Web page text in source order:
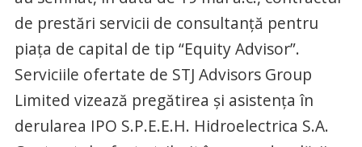
de prestări servicii de consultanţă pentru
piaţa de capital de tip “Equity Advisor”.
Serviciile ofertate de STJ Advisors Group
Limited vizează pregătirea şi asistenţa în
derularea IPO S.P.E.E.H. Hidroelectrica S.A.